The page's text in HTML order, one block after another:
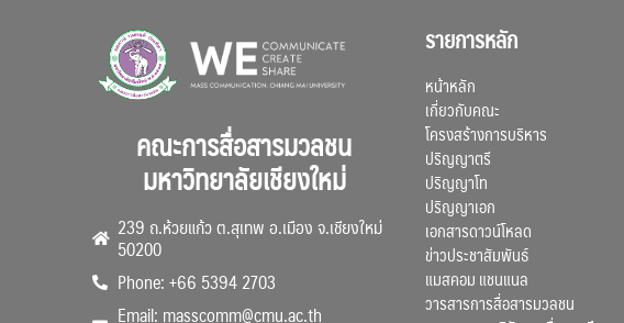
คณะการสื่อสารมวลชน
มหาวิทยาลัยเชียงใหม่
239 ถ.ห้วยแก้ว ต.สุเทพ อ.เมือง จ.เชียงใหม่
50200
Phone: +66 5394 2703
Email: masscomm@cmu.ac.th
รายการหลัก
หน้าหลัก
เกี่ยวกับคณะ
โครงสร้างการบริหาร
ปริญญาตรี
ปริญญาโท
ปริญญาเอก
เอกสารดาวน์โหลด
ข่าวประชาสัมพันธ์
แมสคอม แชนแนล
วารสารการสื่อสารมวลชน